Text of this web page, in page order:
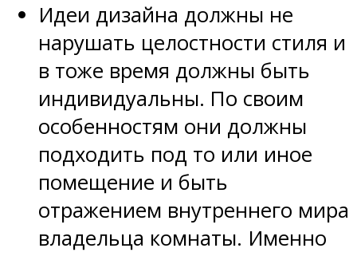
Идеи дизайна должны не
нарушать целостности стиля и
в тоже время должны быть
индивидуальны. По своим
особенностям они должны
подходить под то или иное
помещение и быть
отражением внутреннего мира
владельца комнаты. Именно